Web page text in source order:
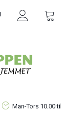
Man-Tors 10.00 til